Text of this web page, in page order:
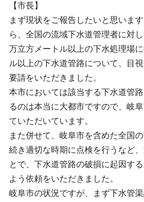
【市長】
まず現状をご報告したいと思いま
ら、全国の流域下水道管理者に対
万立方メートル以上の下水処理場
ル以上の下水道管路について、目
要請をいただきました。
本市においては該当する下水道管
るのは本当に大都市ですので、岐
ていただいています。
また併せて、岐阜市を含めた全国
続き適切な時期に点検を行うなど
とで、下水道管路の破損に起因す
よう依頼をいただきました。
岐阜市の状況ですが、まず下水管